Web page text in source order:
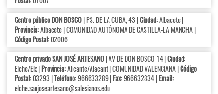
Centro público DON BOSCO| PS. DE LA CUBA, 43 |Ciudad:Albacete |
Provincia:Albacete | COMUNIDAD AUTÓNOMA DE CASTILLA-LA MANCHA |
Código Postal:02006
Centro privado SAN JOSÉ ARTESANO| AV DE DON BOSCO 14 |Ciudad:
Elche/Elx |Provincia:Alicante/Alacant | COMUNIDAD VALENCIANA |Código
Postal:03293 |Teléfono:966633289 |Fax:966632834 |Email:
elche.sanjoseartesano@salesianos.edu